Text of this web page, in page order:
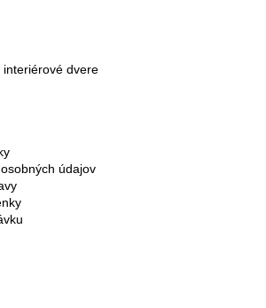
interiérové dvere
údajov